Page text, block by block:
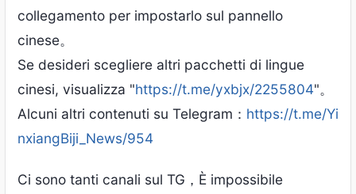
collegamento per impostarlo sul pannello
cinese。
Se desideri scegliere altri pacchetti di lingue
cinesi, visualizza "https://t.me/yxbjx/2255804"。
Alcuni altri contenuti su Telegram： https://t.me/Yi
nxiangBiji_News/954
Ci sono tanti canali sul TG，È impossibile